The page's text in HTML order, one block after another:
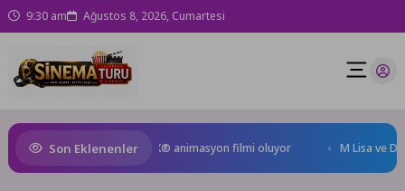
9:30 am Ağustos 8, 2026, Cumartesi
Son Eklenenler
Kral Türkiye’nin ilk IMAX® animasyon filmi oluyor M Lisa ve Dolu